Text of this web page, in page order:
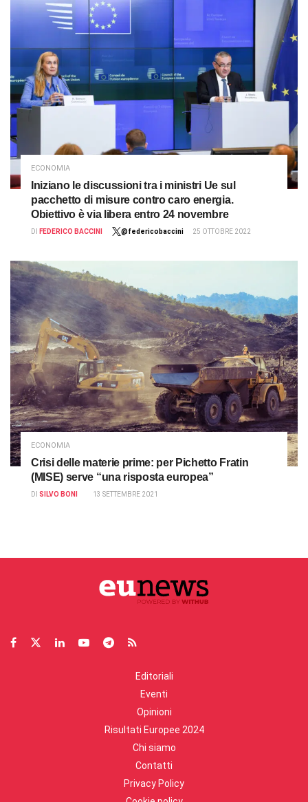
ECONOMIA
Iniziano le discussioni tra i ministri Ue sul
pacchetto di misure contro caro energia.
Obiettivo è via libera entro 24 novembre
DI FEDERICO BACCINI @federicobaccini 25 OTTOBRE 2022
ECONOMIA
Crisi delle materie prime: per Pichetto Fratin
(MISE) serve “una risposta europea”
DI SILVO BONI 13 SETTEMBRE 2021
Editoriali
Eventi
Opinioni
Risultati Europee 2024
Chi siamo
Contatti
Privacy Policy